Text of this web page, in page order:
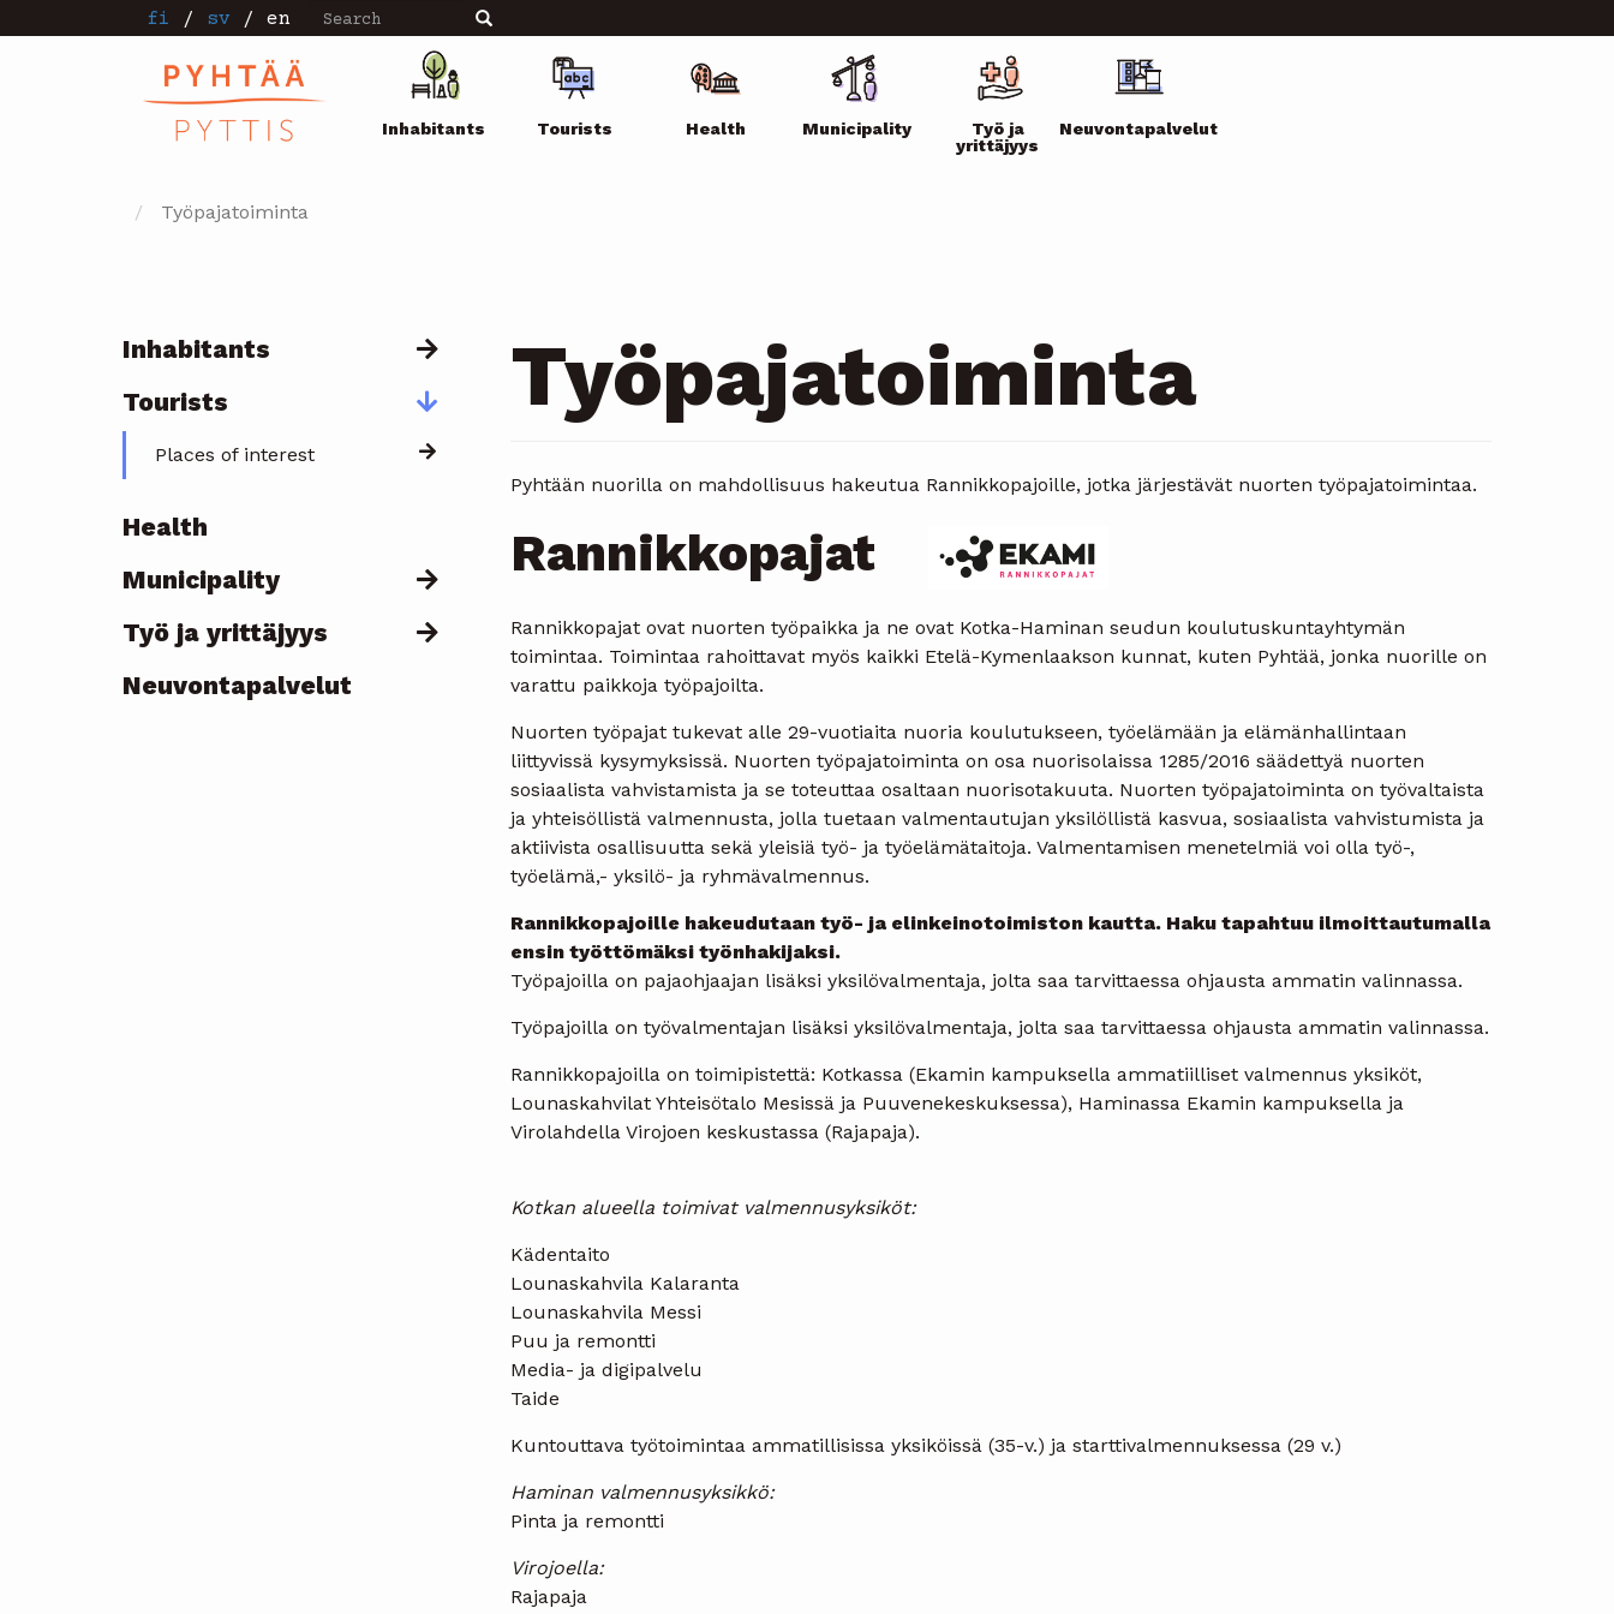
to
fi / sv / en Search Search
Päävalikko
Inhabitants Tourists Health Municipality
Työ ja
yrittäjyys
Neuvontapalvelut
Työpajatoiminta
Päävalikko
Inhabitants
Tourists
Places of interest
Health
Municipality
Työ ja yrittäjyys
Neuvontapalvelut
Työpajatoiminta
Pyhtään nuorilla on mahdollisuus hakeutua Rannikkopajoille, jotka järjestävät nuorten työpajatoimintaa.
Rannikkopajat
Rannikkopajat ovat nuorten työpaikka ja ne ovat Kotka-Haminan seudun koulutuskuntayhtymän
toimintaa. Toimintaa rahoittavat myös kaikki Etelä-Kymenlaakson kunnat, kuten Pyhtää, jonka nuorille on
varattu paikkoja työpajoilta.
Nuorten työpajat tukevat alle 29-vuotiaita nuoria koulutukseen, työelämään ja elämänhallintaan
liittyvissä kysymyksissä. Nuorten työpajatoiminta on osa nuorisolaissa 1285/2016 säädettyä nuorten
sosiaalista vahvistamista ja se toteuttaa osaltaan nuorisotakuuta. Nuorten työpajatoiminta on työvaltaista
ja yhteisöllistä valmennusta, jolla tuetaan valmentautujan yksilöllistä kasvua, sosiaalista vahvistumista ja
aktiivista osallisuutta sekä yleisiä työ- ja työelämätaitoja. Valmentamisen menetelmiä voi olla työ-,
työelämä,- yksilö- ja ryhmävalmennus.
Rannikkopajoille hakeudutaan työ- ja elinkeinotoimiston kautta. Haku tapahtuu ilmoittautumalla
ensin työttömäksi työnhakijaksi.
Työpajoilla on pajaohjaajan lisäksi yksilövalmentaja, jolta saa tarvittaessa ohjausta ammatin valinnassa.
Työpajoilla on työvalmentajan lisäksi yksilövalmentaja, jolta saa tarvittaessa ohjausta ammatin valinnassa.
Rannikkopajoilla on toimipistettä: Kotkassa (Ekamin kampuksella ammatiilliset valmennus yksiköt,
Lounaskahvilat Yhteisötalo Mesissä ja Puuvenekeskuksessa), Haminassa Ekamin kampuksella ja
Virolahdella Virojoen keskustassa (Rajapaja).
Kotkan alueella toimivat valmennusyksiköt:
Kädentaito
Lounaskahvila Kalaranta
Lounaskahvila Messi
Puu ja remontti
Media- ja digipalvelu
Taide
Kuntouttava työtoimintaa ammatillisissa yksiköissä (35-v.) ja starttivalmennuksessa (29 v.)
Haminan valmennusyksikkö:
Pinta ja remontti
Virojoella:
Rajapaja